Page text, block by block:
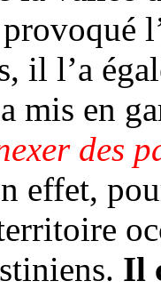
il l’a
mis en
des
effet,
Il